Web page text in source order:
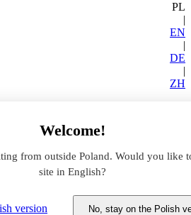
PL
|
EN
|
DE
|
ZH
Welcome!
from outside Poland. Would you like
site in English?
version No, stay on the Polish
Hillwood Polska i mBank S.A.
transakcja
i mBank S.A.